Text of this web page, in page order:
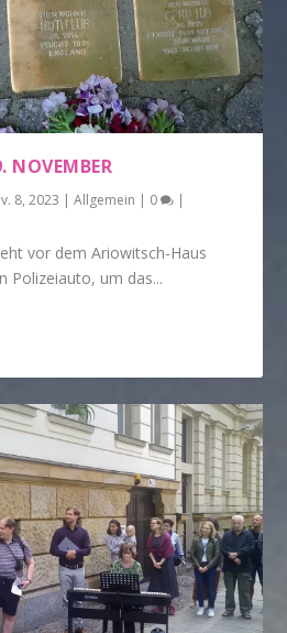
NOVEMBER
8, 2023 |Allgemein | 0 |
vor dem Ariowitsch-Haus
Polizeiauto, um das...